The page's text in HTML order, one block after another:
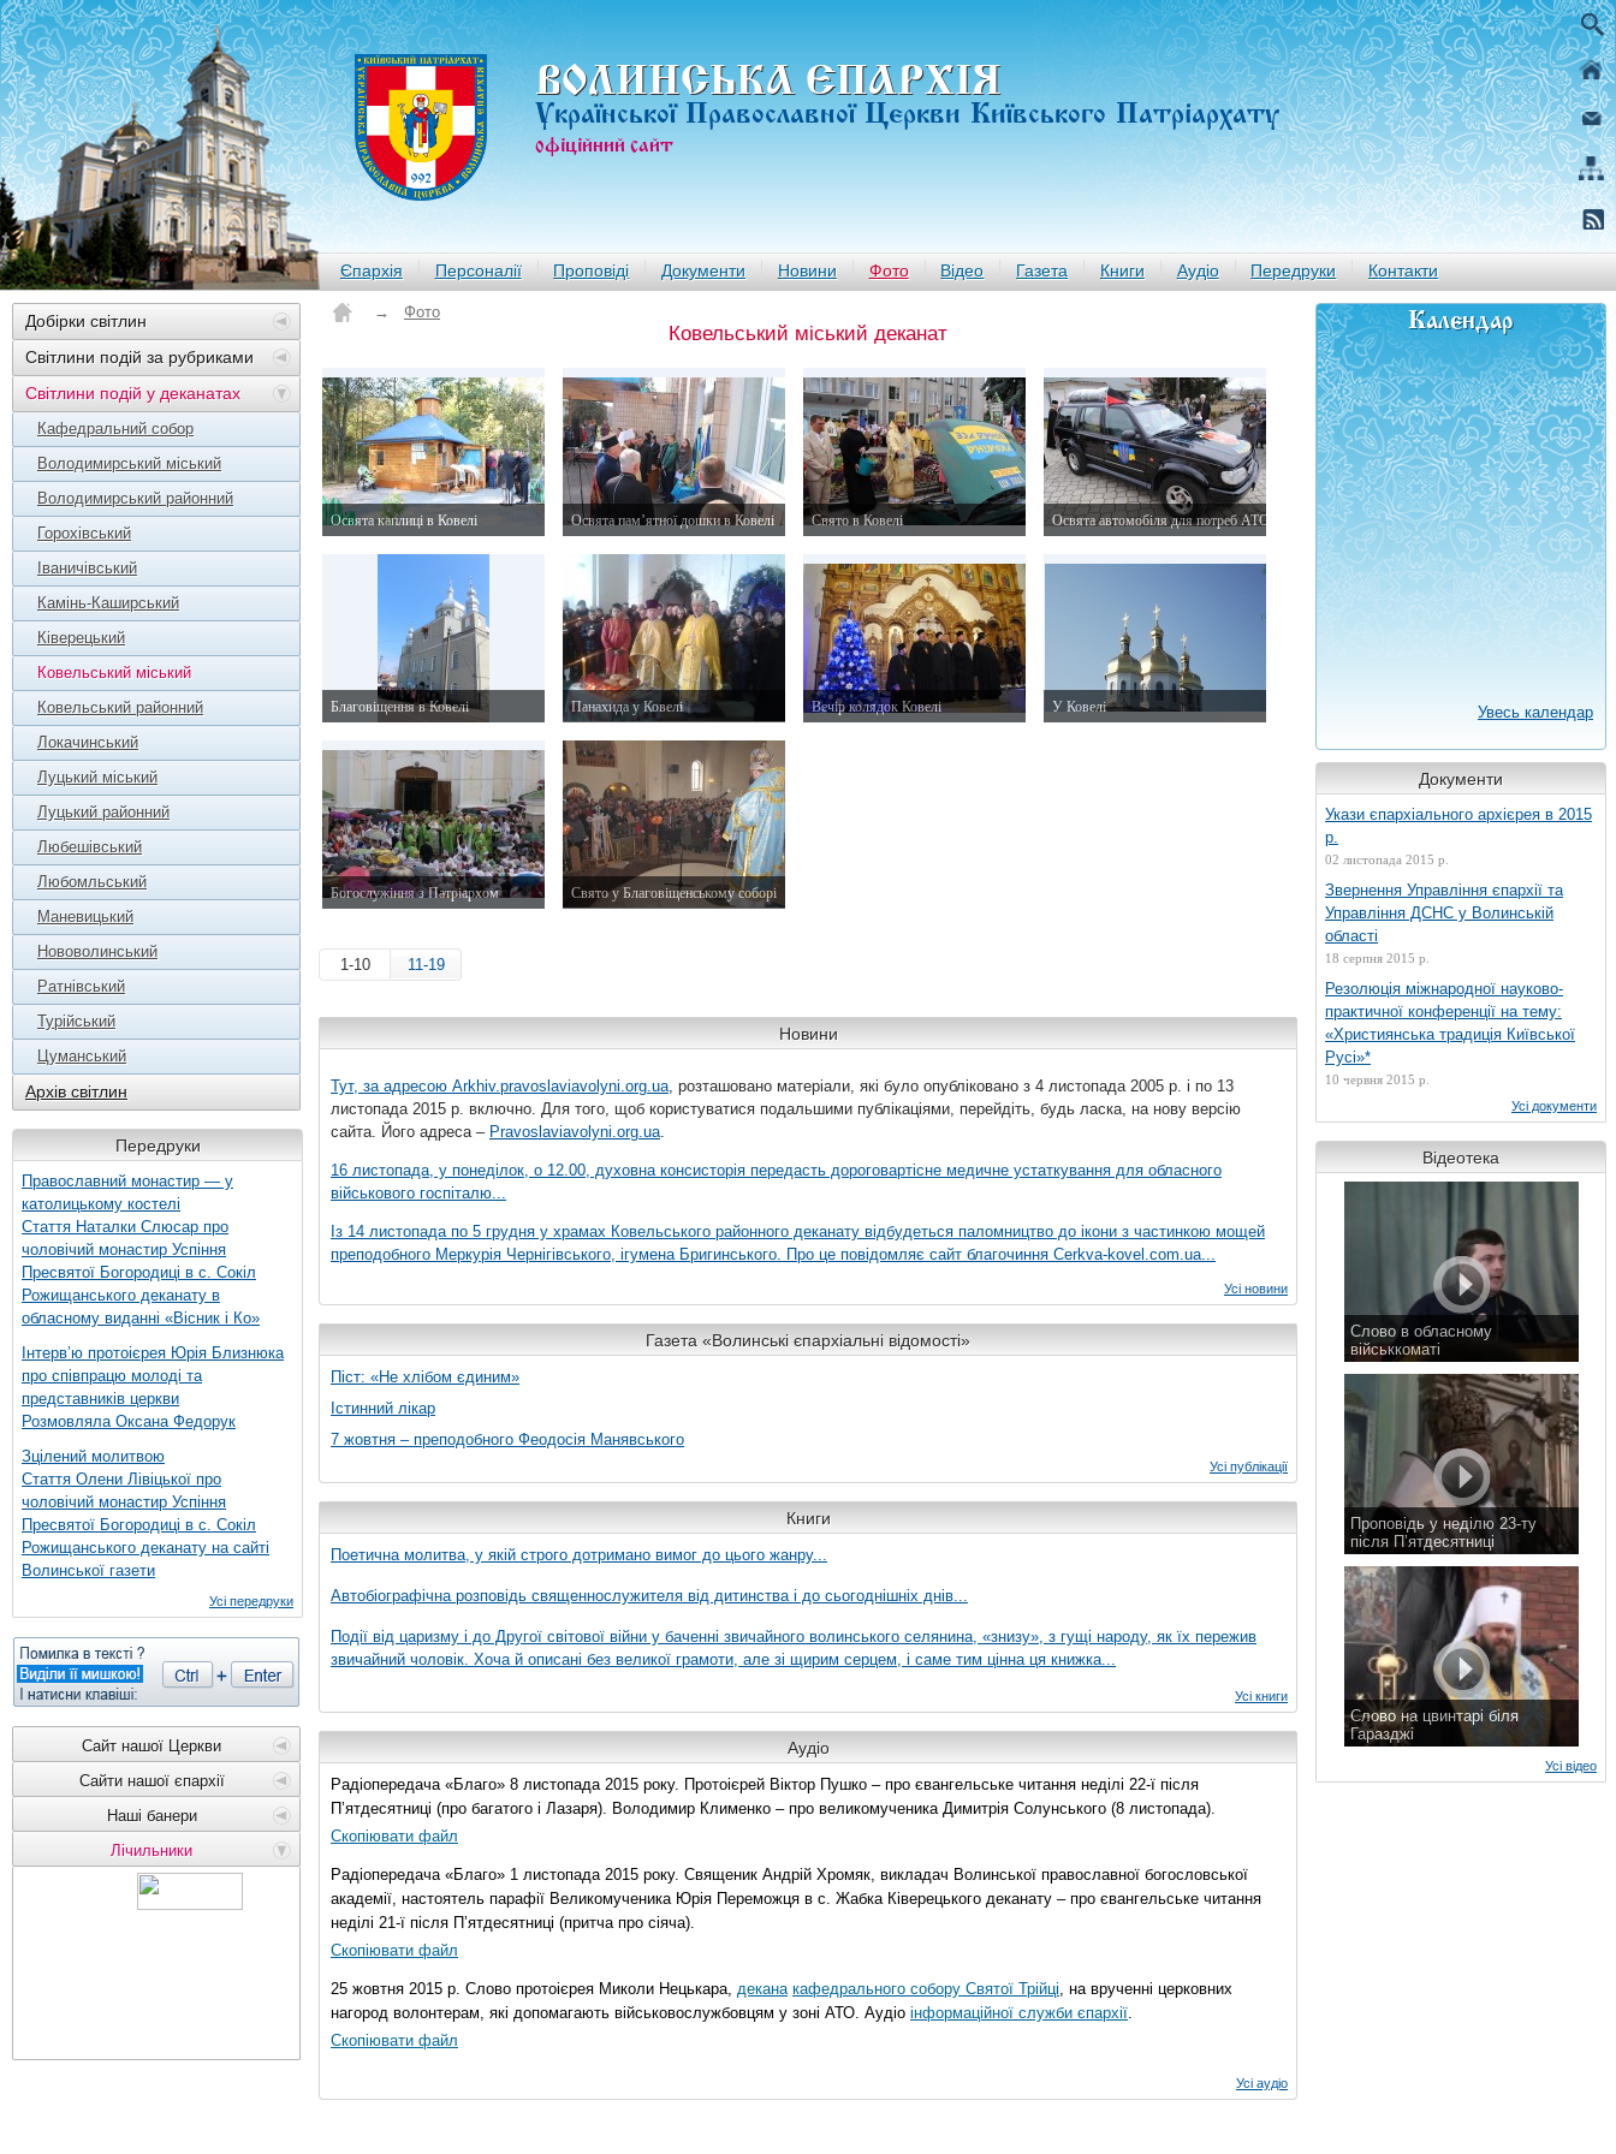
ВОЛИНСЬКА ЄПАРХIЯ
Української Православної Церкви Київського Патріархату
офiцiйний сайт
Єпархія Персоналії Проповіді Документи Новини Фото Відео Газета Книги Аудіо Передруки Контакти
Добірки світлин
Світлини подій за рубриками
Світлини подій у деканатах
Кафедральний собор
Володимирський міський
Володимирський районний
Горохівський
Іваничівський
Камінь-Каширський
Ківерецький
Ковельський міський
Ковельський районний
Локачинський
Луцький міський
Луцький районний
Любешівський
Любомльський
Маневицький
Нововолинський
Ратнівський
Турійський
Цуманський
Архів світлин
Передруки
Православний монастир — у
католицькому костелі
Стаття Наталки Слюсар про
чоловічий монастир Успіння
Пресвятої Богородиці в с. Сокіл
Рожищанського деканату в
обласному виданні «Вісник і Ко»
Інтерв’ю протоієрея Юрія Близнюка
про співпрацю молоді та
представників церкви
Розмовляла Оксана Федорук
Зцілений молитвою
Стаття Олени Лівіцької про
чоловічий монастир Успіння
Пресвятої Богородиці в с. Сокіл
Рожищанського деканату на сайті
Волинської газети
Усі передруки
Сайт нашої Церкви
Сайти нашої єпархії
Наші банери
Лічильники
→ Фото
Ковельський міський деканат
Освята каплиці в Ковелі Освята пам’ятної дошки в Ковелі Свято в Ковелі Освята автомобіля для потреб АТО
Благовіщення в Ковелі Панахида у Ковелі Вечір колядок Ковелі У Ковелі
Богослужіння з Патріархом Свято у Благовіщенському соборі
1-10 11-19
Новини
Тут, за адресою Arkhiv.pravoslaviavolyni.org.ua, розташовано матеріали, які було опубліковано з 4 листопада 2005 р. і по 13
листопада 2015 р. включно. Для того, щоб користуватися подальшими публікаціями, перейдіть, будь ласка, на нову версію
сайта. Його адреса – Pravoslaviavolyni.org.ua.
16 листопада, у понеділок, о 12.00, духовна консисторія передасть дороговартісне медичне устаткування для обласного
військового госпіталю...
Із 14 листопада по 5 грудня у храмах Ковельського районного деканату відбудеться паломництво до ікони з частинкою мощей
преподобного Меркурія Чернігівського, ігумена Бригинського. Про це повідомляє сайт благочиння Сerkva-kovel.com.ua...
Усі новини
Газета «Волинські єпархіальні відомості»
Піст: «Не хлібом єдиним»
Істинний лікар
7 жовтня – преподобного Феодосія Манявського
Усі публікації
Книги
Поетична молитва, у якій строго дотримано вимог до цього жанру...
Автобіографічна розповідь священнослужителя від дитинства і до сьогоднішніх днів...
Події від царизму і до Другої світової війни у баченні звичайного волинського селянина, «знизу», з гущі народу, як їх пережив
звичайний чоловік. Хоча й описані без великої грамоти, але зі щирим серцем, і саме тим цінна ця книжка...
Усі книги
Аудіо
Радіопередача «Благо» 8 листопада 2015 року. Протоієрей Віктор Пушко – про євангельське читання неділі 22-ї після
П’ятдесятниці (про багатого і Лазаря). Володимир Клименко – про великомученика Димитрія Солунського (8 листопада).
Скопіювати файл
Радіопередача «Благо» 1 листопада 2015 року. Священик Андрій Хромяк, викладач Волинської православної богословської
академії, настоятель парафії Великомученика Юрія Переможця в с. Жабка Ківерецького деканату – про євангельське читання
неділі 21-ї після П’ятдесятниці (притча про сіяча).
Скопіювати файл
25 жовтня 2015 р. Слово протоієрея Миколи Нецькара, декана кафедрального собору Святої Трійці, на врученні церковних
нагород волонтерам, які допомагають військовослужбовцям у зоні АТО. Аудіо інформаційної служби єпархії.
Скопіювати файл
Усі аудіо
Календар
Увесь календар
Документи
Укази єпархіального архієрея в 2015
р.
02 листопада 2015 р.
Звернення Управління єпархії та
Управління ДСНС у Волинській
області
18 серпня 2015 р.
Резолюція міжнародної науково-
практичної конференції на тему:
«Християнська традиція Київської
Русі»*
10 червня 2015 р.
Усі документи
Відеотека
Слово в обласному
військкоматі
Проповідь у неділю 23-ту
після П’ятдесятниці
Слово на цвинтарі біля
Гаразджі
Усі відео